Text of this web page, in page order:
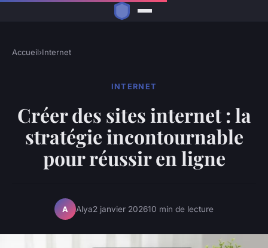
Accueil›Internet
INTERNET
Créer des sites internet : la
stratégie incontournable
pour réussir en ligne
A Alya2 janvier 202610 min de lecture